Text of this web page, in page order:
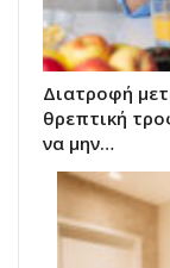
Διατροφή
θρεπτική
να μην…